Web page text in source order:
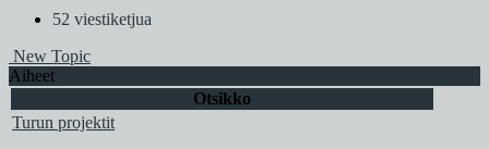
52 viestiketjua
New Topic
Aiheet
Otsikko
Turun projektit